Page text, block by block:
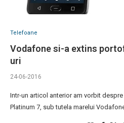
Telefoane
Vodafone si-a extins
uri
24-06-2016
Intr-un articol anterior am vorbit
Platinum 7, sub tutela marelui